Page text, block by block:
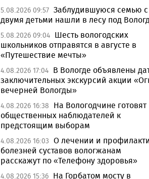
5.08.2026 09:57 Заблудившуюся семью с
двумя детьми нашли в лесу под
5.08.2026 09:04 Шесть вологодских
школьников отправятся в августе в
«Путешествие мечты»
4.08.2026 17:04 В Вологде объявлены
заключительных экскурсий акции
вечерней Вологды»
4.08.2026 16:38
На Вологодчине готовят
общественных наблюдателей к
предстоящим выборам
4.08.2026 16:03 О лечении и
болезней суставов вологжанам
расскажут по «Телефону здоровья»
4.08.2026 15:36 На Горбатом мосту в